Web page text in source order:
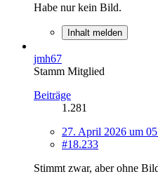
Habe nur kein Bild.
Inhalt melden
jmh67
Stamm Mitglied
Beiträge
1.281
27. April 2026 um
#18.233
Stimmt zwar, aber ohne